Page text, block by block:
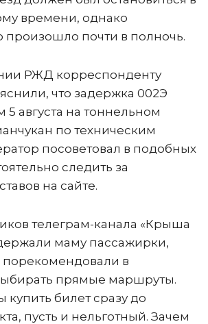
времени, однако
произошло почти в полночь.
РЖД корреспонденту
что задержка 002Э
5 августа на тоннельном
по техническим
посоветовал в подобных
следить за
на сайте.
телеграм-канала «Крыша
маму пассажирки,
порекомендовали в
прямые маршруты.
купить билет сразу до
пусть и нельготный. Зачем